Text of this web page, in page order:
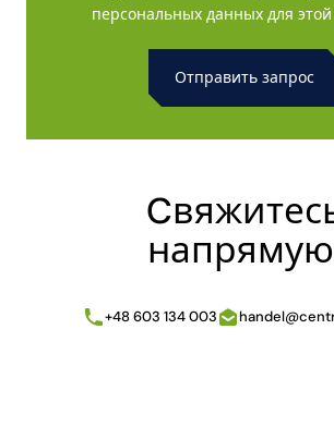
персональных данных для
+48 603 134 003